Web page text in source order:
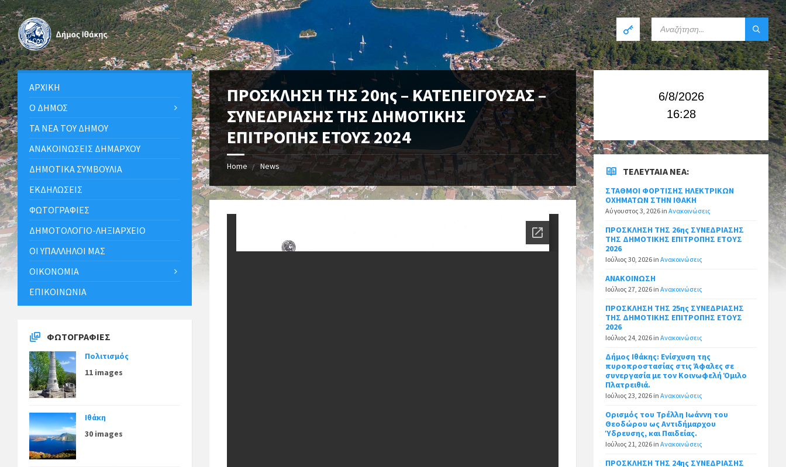
ΠΡΟΣΚΛΗΣΗ ΤΗΣ 20ης – ΚΑΤΕΠΕΙΓΟΥΣΑΣ –
ΣΥΝΕΔΡΙΑΣΗΣ ΤΗΣ ΔΗΜΟΤΙΚΗΣ
ΕΠΙΤΡΟΠΗΣ ΕΤΟΥΣ 2024
Home News
ΑΡΧΙΚΉ
Ο ΔΉΜΟΣ
ΤΑ ΝΈΑ ΤΟΥ ΔΉΜΟΥ
ΑΝΑΚΟΙΝΩΣΕΙΣ ΔΗΜΑΡΧΟΥ
ΔΗΜΟΤΙΚΆ ΣΥΜΒΟΎΛΙΑ
ΕΚΔΗΛΏΣΕΙΣ
ΦΩΤΟΓΡΑΦΊΕΣ
ΔΗΜΟΤΟΛΌΓΙΟ-ΛΗΞΙΑΡΧΕΊΟ
ΟΙ ΥΠΆΛΛΗΛΟΙ ΜΑΣ
ΟΙΚΟΝΟΜΊΑ
ΕΠΙΚΟΙΝΩΝΊΑ
ΦΩΤΟΓΡΑΦΊΕΣ
Πολιτισμός
11 images
Ιθάκη
30 images
6/8/2026
16:28
ΤΕΛΕΥΤΑΊΑ ΝΈΑ:
ΣΤΑΘΜΟΙ ΦΟΡΤΙΣΗΣ ΗΛΕΚΤΡΙΚΩΝ
ΟΧΗΜΑΤΩΝ ΣΤΗΝ ΙΘΑΚΗ
Αύγουστος 3, 2026 inΑνακοινώσεις
ΠΡΟΣΚΛΗΣΗ ΤΗΣ 26ης ΣΥΝΕΔΡΙΑΣΗΣ
ΤΗΣ ΔΗΜΟΤΙΚΗΣ ΕΠΙΤΡΟΠΗΣ ΕΤΟΥΣ
2026
Ιούλιος 30, 2026 inΑνακοινώσεις
ΑΝΑΚΟΙΝΩΣΗ
Ιούλιος 27, 2026 inΑνακοινώσεις
ΠΡΟΣΚΛΗΣΗ ΤΗΣ 25ης ΣΥΝΕΔΡΙΑΣΗΣ
ΤΗΣ ΔΗΜΟΤΙΚΗΣ ΕΠΙΤΡΟΠΗΣ ΕΤΟΥΣ
2026
Ιούλιος 24, 2026 inΑνακοινώσεις
Δήμος Ιθάκης: Ενίσχυση της
πυροπροστασίας στις Άφαλες σε
συνεργασία με τον Κοινωφελή Όμιλο
Πλατρειθιά.
Ιούλιος 23, 2026 inΑνακοινώσεις
Ορισμός του Τρέλλη Ιωάννη του
Θεοδώρου ως Αντιδήμαρχου
Ύδρευσης, και Παιδείας.
Ιούλιος 21, 2026 inΑνακοινώσεις
ΠΡΟΣΚΛΗΣΗ ΤΗΣ 24ης ΣΥΝΕΔΡΙΑΣΗΣ